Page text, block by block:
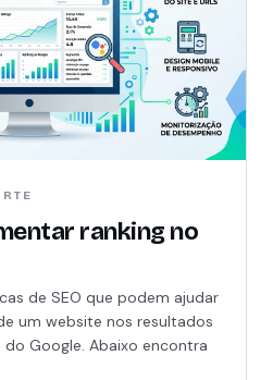
ranking no
de SEO que podem ajudar
um website nos resultados
Google. Abaixo encontra